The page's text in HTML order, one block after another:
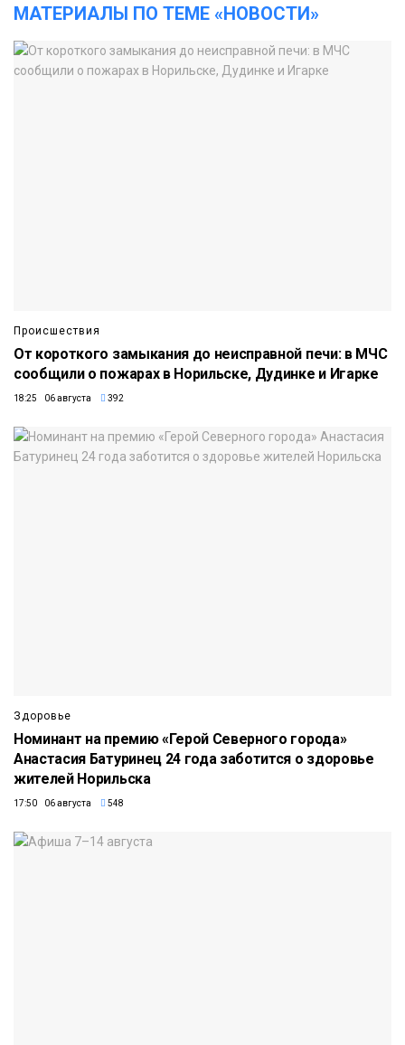
МАТЕРИАЛЫ ПО ТЕМЕ «НОВОСТИ»
Происшествия
От короткого замыкания до неисправной печи: в МЧС
сообщили о пожарах в Норильске, Дудинке и Игарке
18:25 06 августа 392
Здоровье
Номинант на премию «Герой Северного города»
Анастасия Батуринец 24 года заботится о здоровье
жителей Норильска
17:50 06 августа 548